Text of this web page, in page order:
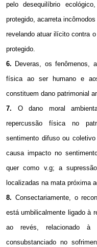
pelo desequilíbrio
protegido, acarreta
revelando atuar ilícito contra
protegido.
6. Deveras, os fenômenos,
física ao ser humano e
constituem dano patrimonial
7. O dano moral
repercussão física no
sentimento difuso ou
causa impacto no
quer como v.g; a
localizadas na mata próxima
8. Consectariamente, o
está umbilicalmente ligado à
ao revés, relacionado à
consubstanciado no